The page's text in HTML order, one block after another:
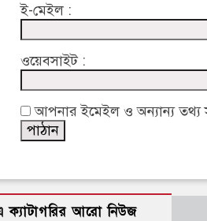
ই-মেইল :
ওয়েবসাইট :
আপনার ইমেইল ও অন্যান্য তথ্য
ক্যাটাগরির আরো নিউজ